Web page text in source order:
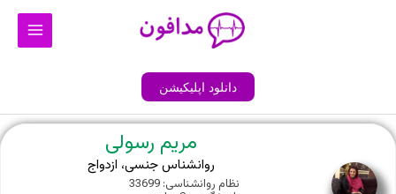
Main
دانلود اپلیکیشن
مریم رسولی
روانشناس جنسی، ازدواج
نظام روانشناسی: 33699